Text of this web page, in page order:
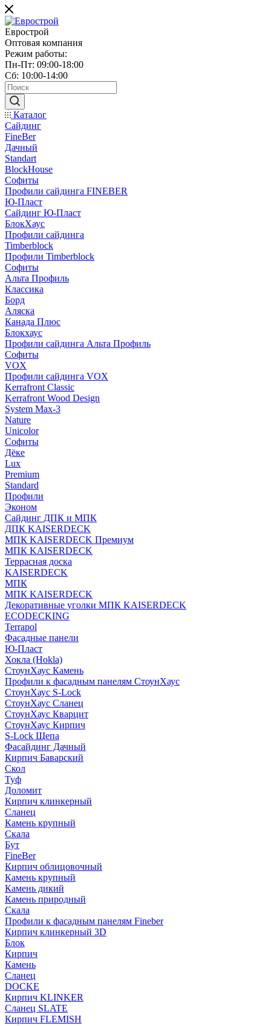
Еврострой
Оптовая компания
Режим работы:
Пн-Пт: 09:00-18:00
Сб: 10:00-14:00
Каталог
Сайдинг
FineBer
Дачный
Standart
BlockHouse
Софиты
Профили сайдинга FINEBER
Ю-Пласт
Сайдинг Ю-Пласт
БлокХаус
Профили сайдинга
Timberblock
Профили Timberblock
Софиты
Альта Профиль
Классика
Борд
Аляска
Канада Плюс
Блокхаус
Профили сайдинга Альта Профиль
Софиты
VOX
Профили сайдинга VOX
Kerrafront Classic
Kerrafront Wood Design
System Max-3
Nature
Unicolor
Софиты
Дёке
Lux
Premium
Standard
Профили
Эконом
Сайдинг ДПК и МПК
ДПК KAISERDECK
МПК KAISERDECK Премиум
МПК KAISERDECK
Террасная доска
KAISERDECK
МПК
МПК KAISERDECK
Декоративные уголки МПК KAISERDECK
ECODECKING
Terrapol
Фасадные панели
Ю-Пласт
Хокла (Hokla)
СтоунХаус Камень
Профили к фасадным панелям СтоунХаус
СтоунХаус S-Lock
СтоунХаус Сланец
СтоунХаус Кварцит
СтоунХаус Кирпич
S-Lock Щепа
Фасайдинг Дачный
Кирпич Баварский
Скол
Туф
Доломит
Кирпич клинкерный
Сланец
Камень крупный
Скала
Бут
FineBer
Кирпич облицовочный
Камень крупный
Камень дикий
Камень природный
Скала
Профили к фасадным панелям Fineber
Кирпич клинкерный 3D
Блок
Кирпич
Камень
Сланец
DOCKE
Кирпич KLINKER
Сланец SLATE
Кирпич FLEMISH